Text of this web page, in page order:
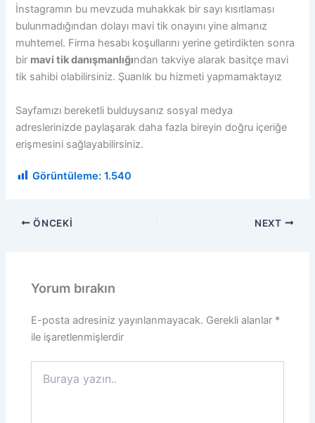
İnstagramın bu mevzuda muhakkak bir sayı kısıtlaması
bulunmadığından dolayı mavi tik onayını yine almanız
muhtemel. Firma hesabı koşullarını yerine getirdikten sonra
bir mavi tik danışmanlığından takviye alarak basitçe mavi
tik sahibi olabilirsiniz. Şuanlık bu hizmeti yapmamaktayız
Sayfamızı bereketli bulduysanız sosyal medya
adreslerinizde paylaşarak daha fazla bireyin doğru içeriğe
erişmesini sağlayabilirsiniz.
Görüntüleme: 1.540
ÖNCEKI NEXT
Yorum bırakın
E-posta adresiniz yayınlanmayacak. Gerekli alanlar *
ile işaretlenmişlerdir
yazın..